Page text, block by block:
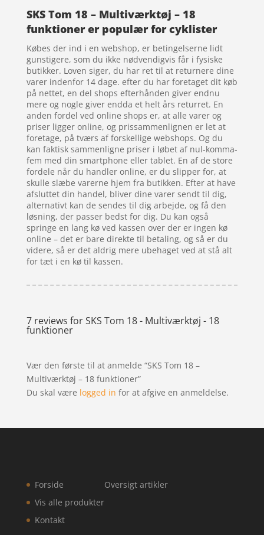
SKS Tom 18 – Multiværktøj – 18
funktioner er populær for cyklister
Købes der ind i en webshop, er betingelserne lidt
gunstigere, som du ikke nødvendigvis får i fysiske
butikker. Loven siger, du har ret til at returnere dine
varer indenfor 14 dage. efter du har foretaget dit køb
på nettet, en del shops efterhånden giver endnu
mere og nogle giver endda et helt års returret. En
anden fordel ved online shops er, at alle varer og
priser ligger online, og prissammenlignen er let at
foretage, på tværs af forskellige webshops. Og du
kan faktisk sammenligne priser i løbet af nul-komma-
fem med din smartphone eller tablet. En af de store
fordele når du handler online, er du slipper for, at
skulle slæbe varerne hjem fra butikken. Efter at have
afsluttet din handel, bliver dine varer sendt til dig,
alternativt kan de sendes til dig arbejde, og få den
løsning, der passer bedst for dig. Du kan også
springe en lang kø ved kassen over der er ingen kø
online – det er bare direkte til betaling, og så er du
videre, så er det aldrig mere ubehaget ved at stå alt
for tæt i en kø til kassen.
7 reviews forSKS Tom 18 - Multiværktøj - 18
funktioner
Vær den første til at anmelde “SKS Tom 18 –
Multiværktøj – 18 funktioner”
Du skal være logged in for at afgive en anmeldelse.
Forside
Vis alle produkter
Kontakt
Oversigt artikler